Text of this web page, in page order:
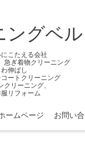
ングベル
こたえる会社
急ぎ着物クリーニング
伸ばし
ートクリーニング
リーニング、
リフォーム
ームページ お問い